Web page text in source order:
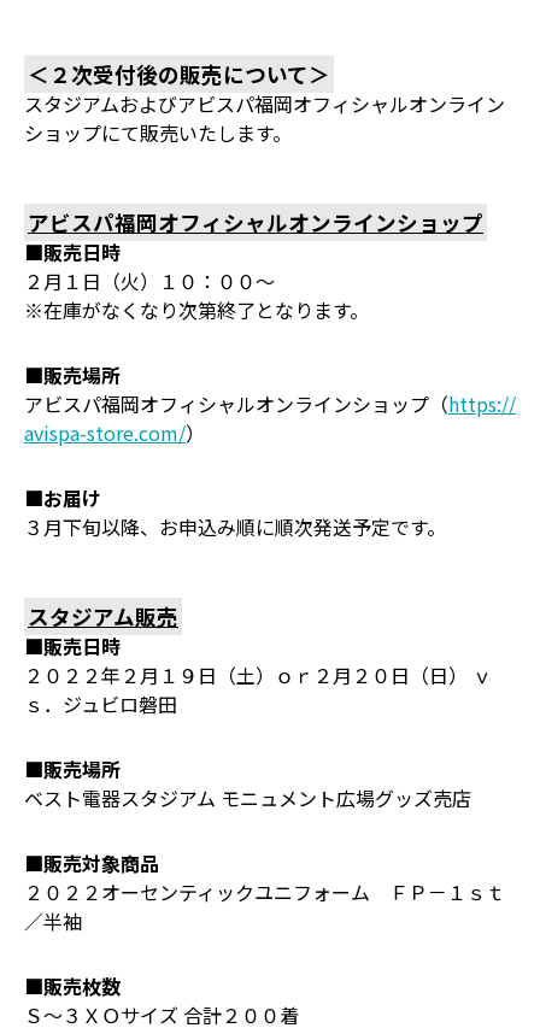
＜２次受付後の販売について＞
スタジアムおよびアビスパ福岡オフィシャルオンライン
ショップにて販売いたします。
アビスパ福岡オフィシャルオンラインショップ
■販売日時
２月１日（火）１０：００～
※在庫がなくなり次第終了となります。
■販売場所
アビスパ福岡オフィシャルオンラインショップ（https://
avispa-store.com/）
■お届け
３月下旬以降、お申込み順に順次発送予定です。
スタジアム販売
■販売日時
２０２２年２月１９日（土）ｏｒ２月２０日（日） ｖ
ｓ．ジュビロ磐田
■販売場所
ベスト電器スタジアム モニュメント広場グッズ売店
■販売対象商品
２０２２オーセンティックユニフォーム ＦＰ－１ｓｔ
／半袖
■販売枚数
Ｓ～３ＸＯサイズ 合計２００着